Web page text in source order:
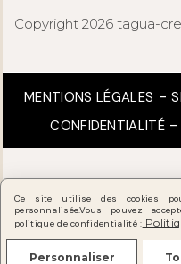
Copyright 2026 tagua-
MENTIONS LÉGALES
CONFIDENTIALITÉ
Ce site utilise des cookies
personnalisée.Vous pouvez
politique de confidentialité :
Personnaliser